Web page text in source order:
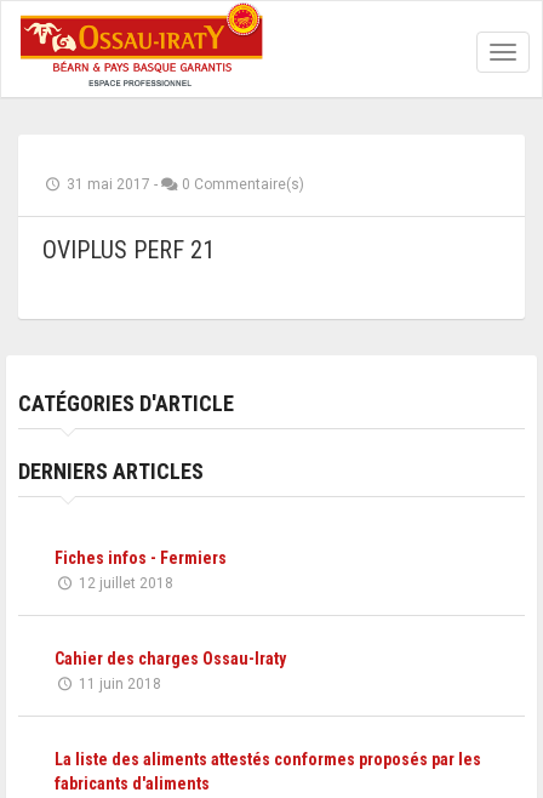
31 mai 2017 - 0 Commentaire(s)
OVIPLUS PERF 21
CATÉGORIES D'ARTICLE
DERNIERS ARTICLES
Fiches infos - Fermiers
12 juillet 2018
Cahier des charges Ossau-Iraty
11 juin 2018
La liste des aliments attestés conformes proposés par les
fabricants d'aliments